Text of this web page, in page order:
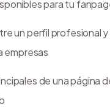
para tu
un perfil profesional y
empresas
de una página